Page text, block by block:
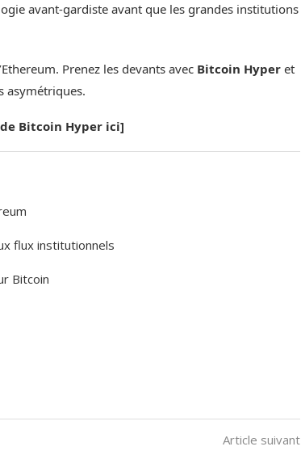
avant-gardiste avant que les grandes institutions
Prenez les devants avec Bitcoin Hyper et
asymétriques.
Bitcoin Hyper ici]
flux institutionnels
Bitcoin
Article suivant